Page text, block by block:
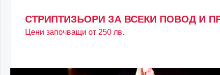
СТРИПТИЗЬОРИ ЗА ВСЕКИ ПОВОД И
Цени започващи от 250 лв.